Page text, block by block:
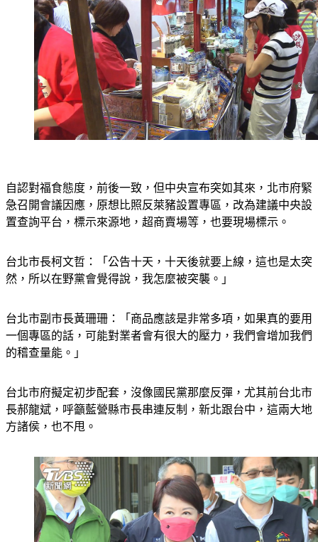
自認對福食態度，前後一致，但中央宣布突如其來，北市府緊
急召開會議因應，原想比照反萊豬設置專區，改為建議中央設
台北市長柯文哲：「公告十天，十天後就要上線，這也是太突
台北市副市長黃珊珊：「商品應該是非常多項，如果真的要用
一個專區的話，可能對業者會有很大的壓力，我們會增加我們
台北市府擬定初步配套，沒像國民黨那麼反彈，尤其前台北市
長郝龍斌，呼籲藍營縣市長串連反制，新北跟台中，這兩大地